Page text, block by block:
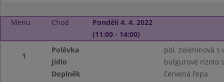
Menu Chod
Pondělí 4. 4. 2022
(11:00 - 14:00)
1
Polévka
pol. zeleninová s
Jídlo
bulgurové rizoto
Doplněk
červená řepa